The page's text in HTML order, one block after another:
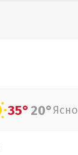
35°20°Ясно